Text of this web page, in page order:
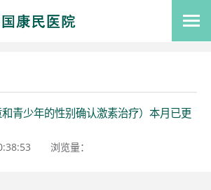
青少年的性别确认激素治疗）本月已更
浏览量：